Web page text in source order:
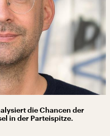
die Chancen der
in der Parteispitze.